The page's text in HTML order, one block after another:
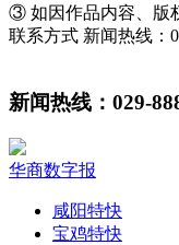
③ 如因作品内容、版
联系方式 新闻热线：
新闻热线：029-
华商数字报
咸阳特快
宝鸡特快